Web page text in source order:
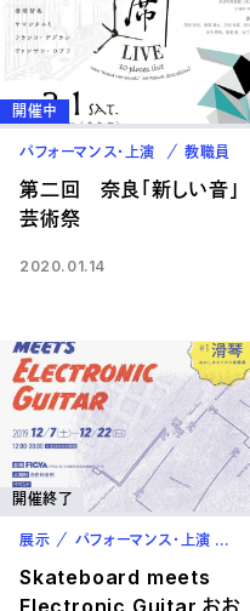
開催中
パフォーマンス・上演 教職員
第二回 奈良「新しい音」
芸術祭
2020.01.14
開催終了
展示 パフォーマンス・上演
Skateboard meets
Electronic Guitar おお